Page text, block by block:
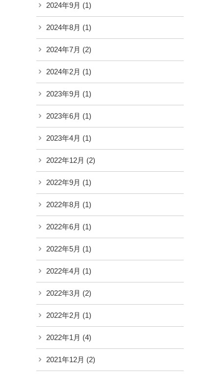
2024年9月 (1)
2024年8月 (1)
2024年7月 (2)
2024年2月 (1)
2023年9月 (1)
2023年6月 (1)
2023年4月 (1)
2022年12月 (2)
2022年9月 (1)
2022年8月 (1)
2022年6月 (1)
2022年5月 (1)
2022年4月 (1)
2022年3月 (2)
2022年2月 (1)
2022年1月 (4)
2021年12月 (2)